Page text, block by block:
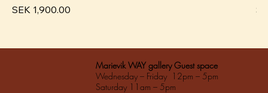
Pris
SEK 1,900.00
Marievik WAY gallery Guest space
Wednesday – Friday 12pm – 5pm
Saturday 11am – 5pm